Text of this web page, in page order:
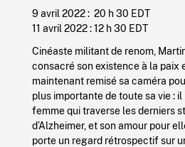
9 avril 2022 : 20 h 30 EDT
11 avril 2022 : 12 h 30 EDT
Cinéaste militant de renom,
consacré son existence à la paix
maintenant remisé sa caméra
plus importante de toute sa vie : il
femme qui traverse les derniers
d’Alzheimer, et son amour pour
porte un regard rétrospectif sur